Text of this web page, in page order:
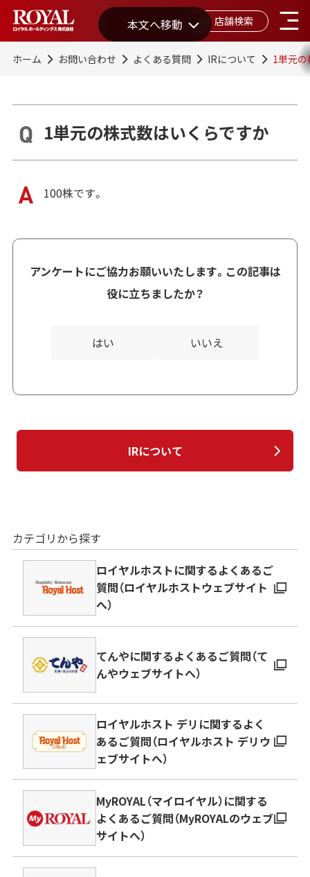
本文へ移動 店舗検索
ホーム お問い合わせ よくある質問 IRについて 1単元
1単元の株式数はいくらですか
100株です。
アンケートにご協力お願いいたします。この記事は
役に立ちましたか？
はい いいえ
IRについて
カテゴリから探す
ロイヤルホストに関するよくあるご
質問（ロイヤルホストウェブサイト
へ）
てんやに関するよくあるご質問（て
んやウェブサイトへ）
ロイヤルホスト デリに関するよく
あるご質問（ロイヤルホスト デリウ
ェブサイトへ）
MyROYAL（マイロイヤル）に関する
よくあるご質問（MyROYALのウェブ
サイトへ）